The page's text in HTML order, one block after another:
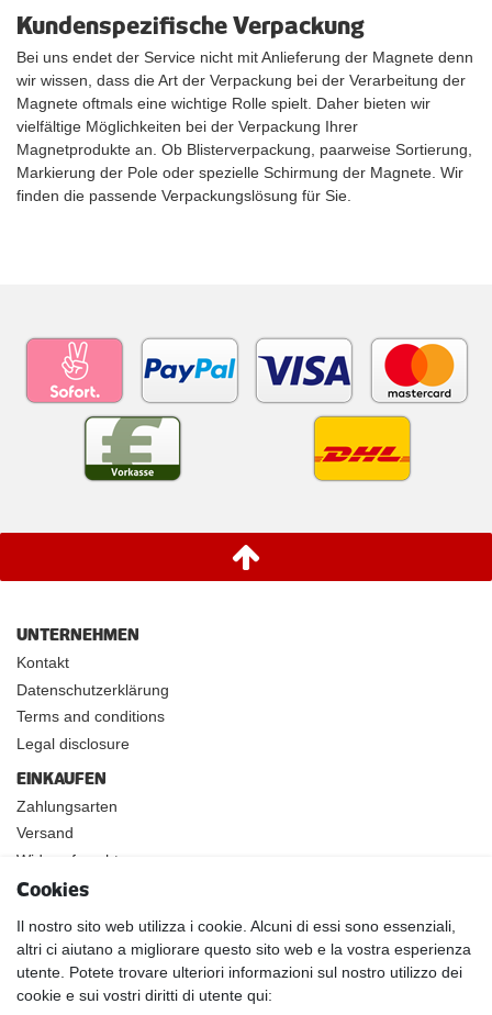
Kundenspezifische Verpackung
Bei uns endet der Service nicht mit Anlieferung der Magnete denn
wir wissen, dass die Art der Verpackung bei der Verarbeitung der
Magnete oftmals eine wichtige Rolle spielt. Daher bieten wir
vielfältige Möglichkeiten bei der Verpackung Ihrer
Magnetprodukte an. Ob Blisterverpackung, paarweise Sortierung,
Markierung der Pole oder spezielle Schirmung der Magnete. Wir
finden die passende Verpackungslösung für Sie.
UNTERNEHMEN
Kontakt
Datenschutzerklärung
Terms and conditions
Legal disclosure
EINKAUFEN
Zahlungsarten
Versand
Widerrufsrecht
INFOS
Kundenanwendungen
Physikalische Eigenschaften
Magnetismus von A-Z
Magnetmaterialien
Cookies
Il nostro sito web utilizza i cookie. Alcuni di essi sono essenziali,
altri ci aiutano a migliorare questo sito web e la vostra esperienza
utente. Potete trovare ulteriori informazioni sul nostro utilizzo dei
cookie e sui vostri diritti di utente qui: